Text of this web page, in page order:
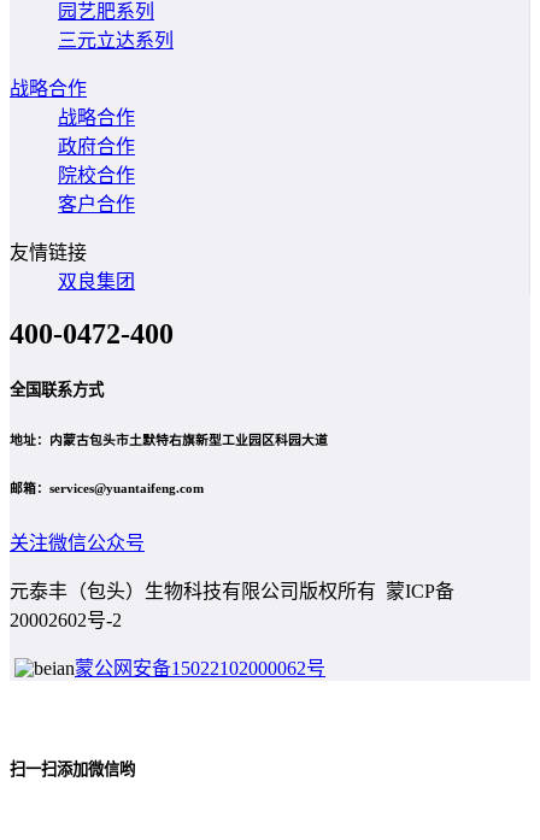
园艺肥系列
三元立达系列
战略合作
战略合作
政府合作
院校合作
客户合作
友情链接
双良集团
400-0472-400
全国联系方式
地址：内蒙古包头市土默特右旗新型工业园区科园大道
邮箱：services@yuantaifeng.com
关注微信公众号
元泰丰（包头）生物科技有限公司版权所有 蒙ICP备
20002602号-2
蒙公网安备15022102000062号
扫一扫添加微信哟